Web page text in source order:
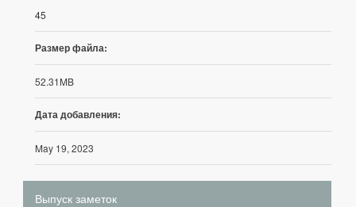
45
Размер файла:
52.31MB
Дата добавления:
May 19, 2023
Выпуск заметок